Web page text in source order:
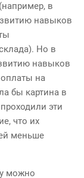
в
навыков
Но в
навыков
на
бы картина в
эти
что их
меньше
можно